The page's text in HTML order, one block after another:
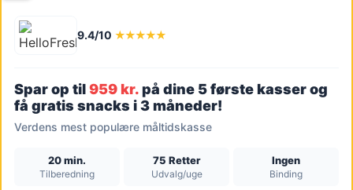
9.4/10 ★★★★★
Spar op til959 kr.på dine 5 første kasser og
få gratis snacks i 3 måneder!
Verdens mest populære måltidskasse
20 min.
Tilberedning
75 Retter
Udvalg/uge
Ingen
Binding